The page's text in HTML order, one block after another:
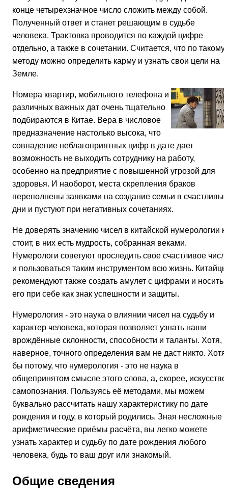
конце четырехзначное число сложить между собой.
Полученный ответ и станет решающим в судьбе
человека. Трактовка проводится по каждой цифре
отдельно, а также в сочетании. Считается, что по такому
методу можно определить карму и узнать свои цели на
Земле.
Номера квартир, мобильного телефона и
различных важных дат очень тщательно
подбираются в Китае. Вера в числовое
предназначение настолько высока, что
совпадение неблагоприятных цифр в дате дает
возможность не выходить сотруднику на работу,
особенно на предприятие с повышенной угрозой для
здоровья. И наоборот, места скрепления браков
переполнены заявками на создание семьи в счастливые
дни и пустуют при негативных сочетаниях.
Не доверять значению чисел в китайской нумерологии
стоит, в них есть мудрость, собранная веками.
Нумерологи советуют проследить свое счастливое
и пользоваться таким инструментом всю жизнь. Китайцы
рекомендуют также создать амулет с цифрами и носить
его при себе как знак успешности и защиты.
Нумерология - это наука о влиянии чисел на судьбу и
характер человека, которая позволяет узнать наши
врождённые склонности, способности и таланты. Хотя,
наверное, точного определения вам не даст никто. Хотя
бы потому, что нумерология - это не наука в
общепринятом смысле этого слова, а, скорее, искусство
самопознания. Пользуясь её методами, мы можем
буквально рассчитать нашу характеристику по дате
рождения и году, в который родились. Зная несложные
арифметические приёмы расчёта, вы легко можете
узнать характер и судьбу по дате рождения любого
человека, будь то ваш друг или знакомый.
Общие сведения